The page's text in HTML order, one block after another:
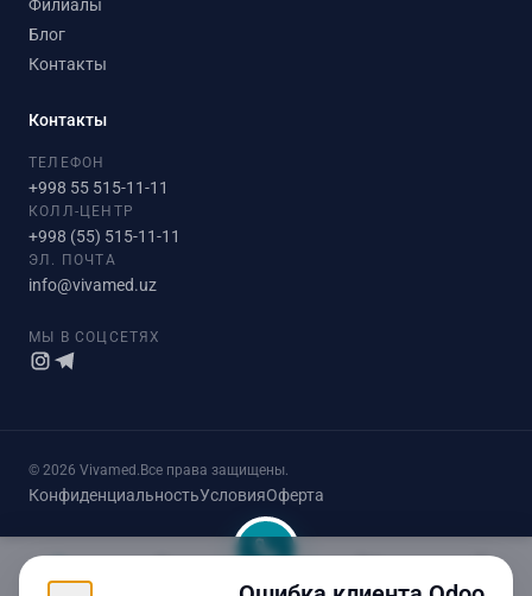
Филиалы
Блог
Контакты
Контакты
ТЕЛЕФОН
+998 55 515-11-11
КОЛЛ-ЦЕНТР
+998 (55) 515-11-11
ЭЛ. ПОЧТА
info@vivamed.uz
МЫ В СОЦСЕТЯХ
© 2026 Vivamed. Все права защищены.
КонфиденциальностьУсловияОферта